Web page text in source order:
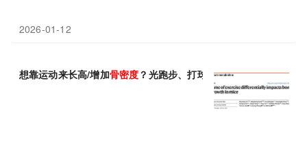
2026-01-12
想靠运动来长高/增加骨密度？光跑步、打球可不够！两项研究：